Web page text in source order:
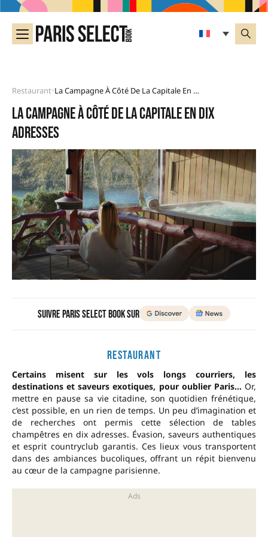
Restaurant• La Campagne À Côté De La Capitale En Dix Adresses
La campagne à côté de la capitale en dix
adresses
Suivre Paris Select Book sur
RESTAURANT
Certains misent sur les vols longs courriers, les
destinations et saveurs exotiques, pour oublier Paris… Or,
mettre en pause sa vie citadine, son quotidien frénétique,
c’est possible, en un rien de temps. Un peu d’imagination et
de recherches ont permis cette sélection de tables
champêtres en dix adresses. Évasion, saveurs authentiques
et esprit countryclub garantis. Ces lieux vous transportent
dans des ambiances bucoliques, offrant un répit bienvenu
au cœur de la campagne parisienne.